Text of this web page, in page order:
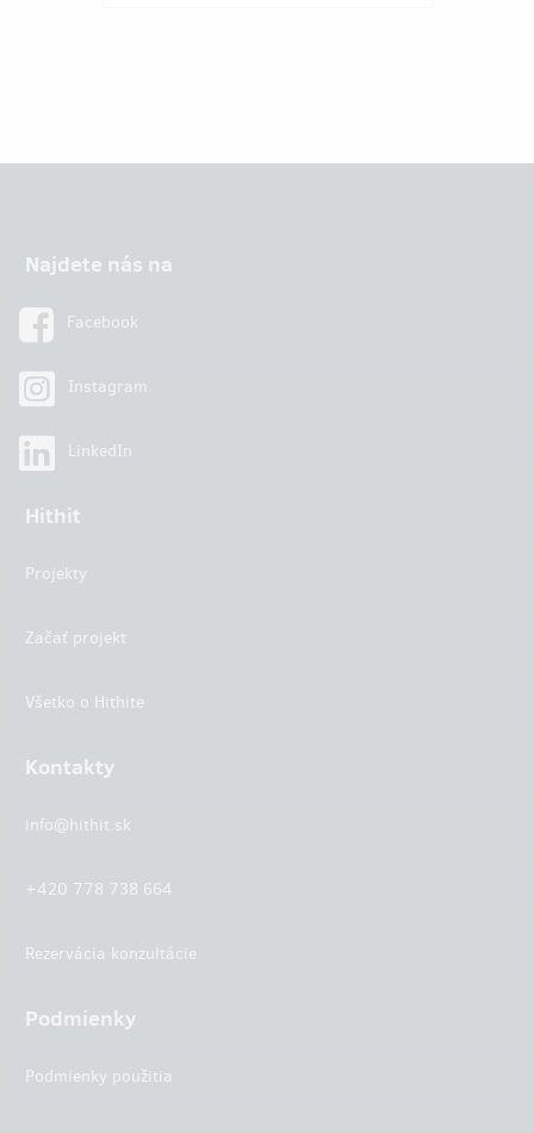
Najdete nás na
Facebook
Instagram
LinkedIn
Hithit
Projekty
Začať projekt
Všetko o Hithite
Kontakty
info@hithit.sk
+420 778 738 664
Rezervácia konzultácie
Podmienky
Podmienky použitia